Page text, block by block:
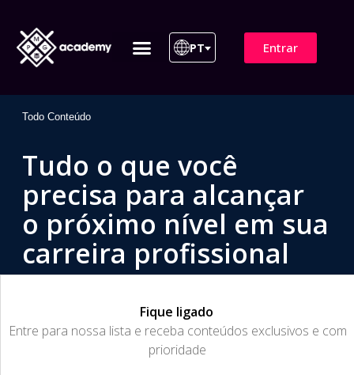
PT Entrar
Todo Conteúdo
Tudo o que você
precisa para alcançar
o próximo nível em sua
carreira profissional
Fique ligado
​Entre para nossa lista e receba conteúdos exclusivos e com
prioridade